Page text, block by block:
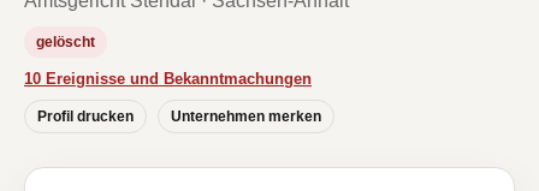
gelöscht
10 Ereignisse und Bekanntmachungen
Profil drucken Unternehmen merken